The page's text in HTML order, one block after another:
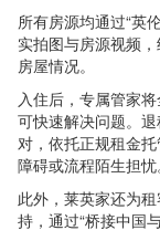
所有房源均通过“英
实拍图与房源视频
房屋情况。
入住后，专属管家
可快速解决问题。
对，依托正规租金
障碍或流程陌生担忧
此外，莱英家还为
持，通过“桥接中国